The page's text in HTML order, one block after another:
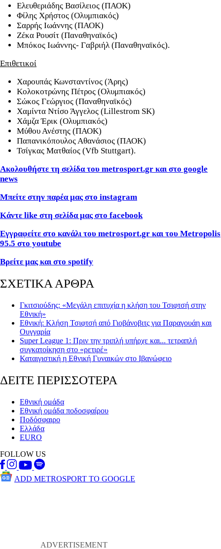
Ελευθεριάδης Βασίλειος (ΠΑΟΚ)
Φίλης Χρήστος (Ολυμπιακός)
Σαρρής Ιωάννης (ΠΑΟΚ)
Ζέκα Ρουσίτ (Παναθηναϊκός)
Μπόκος Ιωάννης- Γαβριήλ (Παναθηναϊκός).
Επιθετικοί
Χαρουπάς Κωνσταντίνος (Άρης)
Κολοκοτρώνης Πέτρος (Ολυμπιακός)
Σώκος Γεώργιος (Παναθηναϊκός)
Χαμίντα Ντίσο Άγγελος (Lillestrom SK)
Χάμζα Έρικ (Ολυμπιακός)
Μύθου Ανέστης (ΠΑΟΚ)
Παπανικόπουλος Αθανάσιος (ΠΑΟΚ)
Τσίγκας Ματθαίος (Vfb Stuttgart).
Ακολουθήστε τη σελίδα του metrosport.gr και στο google
news
Μπείτε στην παρέα μας στο instagram
Κάντε like στη σελίδα μας στο facebook
Εγγραφείτε στο κανάλι του metrosport.gr και του Metropolis
95.5 στο youtube
Βρείτε μας και στο spotify
ΣΧΕΤΙΚΑ ΑΡΘΡΑ
Γκιτσιούδης : «Μεγάλη επιτυχία η κλήση του Τσιφτσή στην
Εθνική»
Εθνική: Κλήση Τσιφτσή από Γιοβάνοβιτς για Παραγουάη και
Ουγγαρία
Super League 1: Πριν την τριπλή υπήρχε και... τετραπλή
συγκατοίκηση στο «ρετιρέ»
Καταιγιστική η Εθνική Γυναικών στο Ιβανώφειο
ΔΕΙΤΕ ΠΕΡΙΣΣΟΤΕΡΑ
Εθνική ομάδα
Εθνική ομάδα ποδοσφαίρου
Ποδόσφαιρο
Ελλάδα
EURO
FOLLOW US
ADD METROSPORT TO GOOGLE